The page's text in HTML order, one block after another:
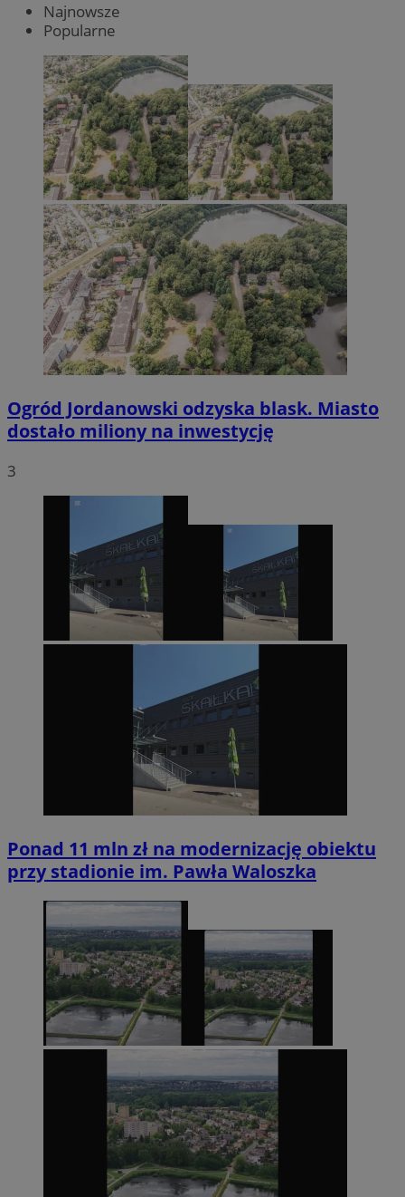
Najnowsze
Popularne
Ogród Jordanowski odzyska blask. Miasto
dostało miliony na inwestycję
3
Ponad 11 mln zł na modernizację obiektu
przy stadionie im. Pawła Waloszka